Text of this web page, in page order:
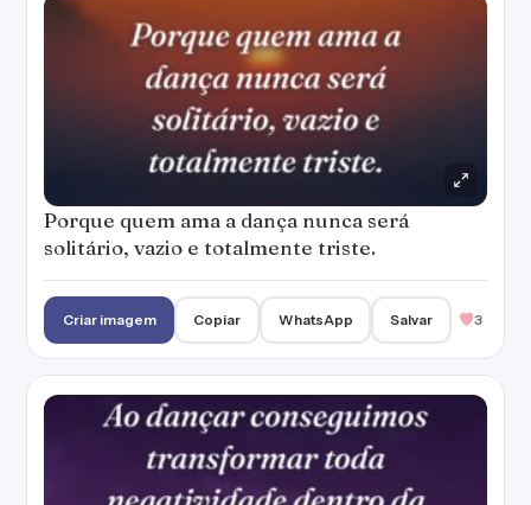
Porque quem ama a dança nunca será
solitário, vazio e totalmente triste.
Criar imagem Copiar WhatsApp Salvar 3